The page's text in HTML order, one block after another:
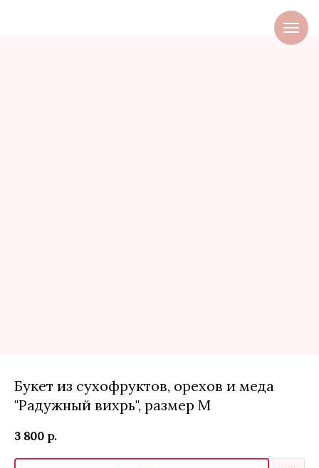
Букет из сухофруктов, орехов и меда
"Радужный вихрь", размер М
3 800 р.